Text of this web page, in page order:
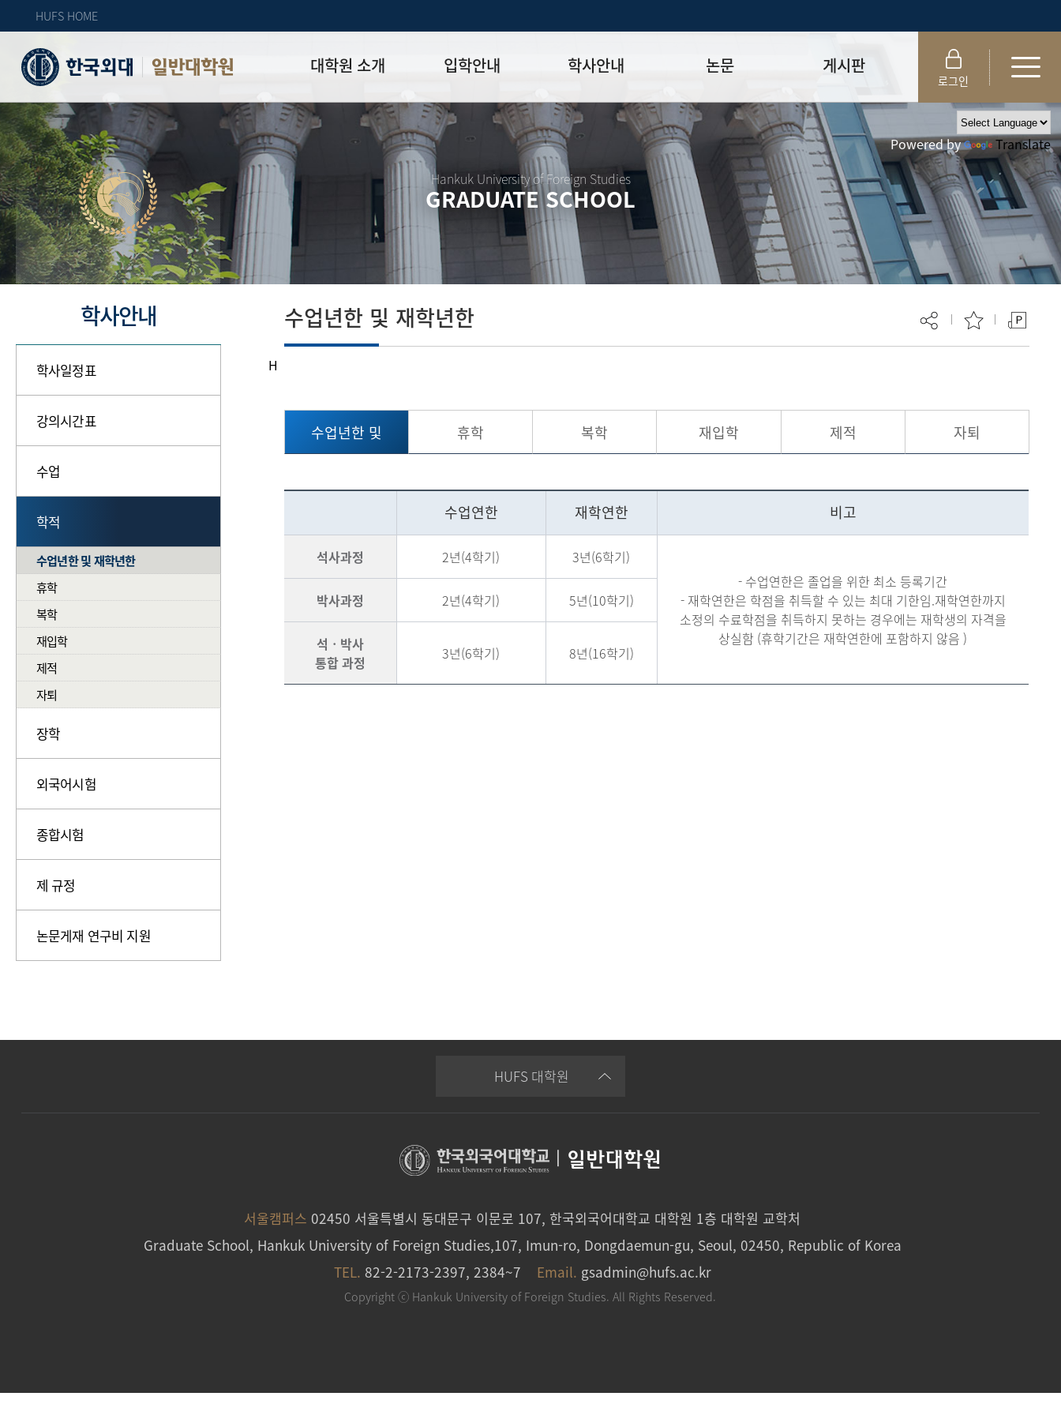
HUFS HOME
일반대학원 대학원 소개
원장인사
연혁
주임교수 연락처
자체 평가
입학안내
모집일정
모집요강
입시 공지사항
학부-대학원 연계과정
석·박사 통합 학위과정
박사후 연구과정
학사안내
학사일정표
강의시간표
수업
학적
장학
외국어시험
종합시험
제 규정
논문
학위논문제출 절차/자격
논문작성법 및 템플릿
양식함
논문지도_
학위논문제안심사
연구윤리교육 이수 안내
연구윤리위원회 규정
연구윤리 지침서
게시판
공지사항
자료실
FAQ
취업·모집 관련 공지
특강·프로그램 관련 공지
대학원생권리장전
대학원 총학생회
외국인 유학생 비자(VISA)
로그인
Hankuk University of Foreign Studies
GRADUATE SCHOOL
Powered by Translate
학사안내
학사일정표
강의시간표
수업
학적
수업년한 및 재학년한
휴학
복학
재입학
제적
자퇴
장학
외국어시험
종합시험
제 규정
논문게재 연구비 지원
H
수업년한 및 재학년한
수업년한 및 휴학 복학 재입학 제적 자퇴
수업연한 재학연한 비고
석사과정 2년(4학기)
3년(6학기)
- 수업연한은 졸업을 위한 최소 등록기간
- 재학연한은 학점을 취득할 수 있는 최대 기한임.재학연한까지
소정의 수료학점을 취득하지 못하는 경우에는 재학생의 자격을
상실함 (휴학기간은 재학연한에 포함하지 않음 )
박사과정 2년(4학기) 5년(10학기)
석ㆍ박사
통합 과정
3년(6학기) 8년(16학기)
HUFS 대학원
| 일반대학원
서울캠퍼스 02450 서울특별시 동대문구 이문로 107, 한국외국어대학교 대학원 1층 대학원 교학처
Graduate School, Hankuk University of Foreign Studies,107, Imun-ro, Dongdaemun-gu, Seoul, 02450, Republic of Korea
TEL. 82-2-2173-2397, 2384~7 Email. gsadmin@hufs.ac.kr
Copyright ⓒ Hankuk University of Foreign Studies. All Rights Reserved.